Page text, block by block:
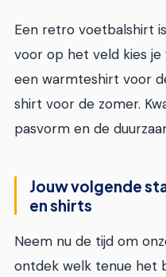
Een retro voetbalshirt
voor op het veld kies
een warmteshirt voor
shirt voor de zomer.
pasvorm en de
Jouw volgende
en shirts
Neem nu de tijd om
ontdek welk tenue het